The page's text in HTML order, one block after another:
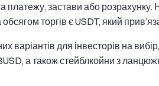
платежу, застави або розрахунку.
обсягом торгів є USDT, який
варіантів для інвесторів на
а також стейблкойни з